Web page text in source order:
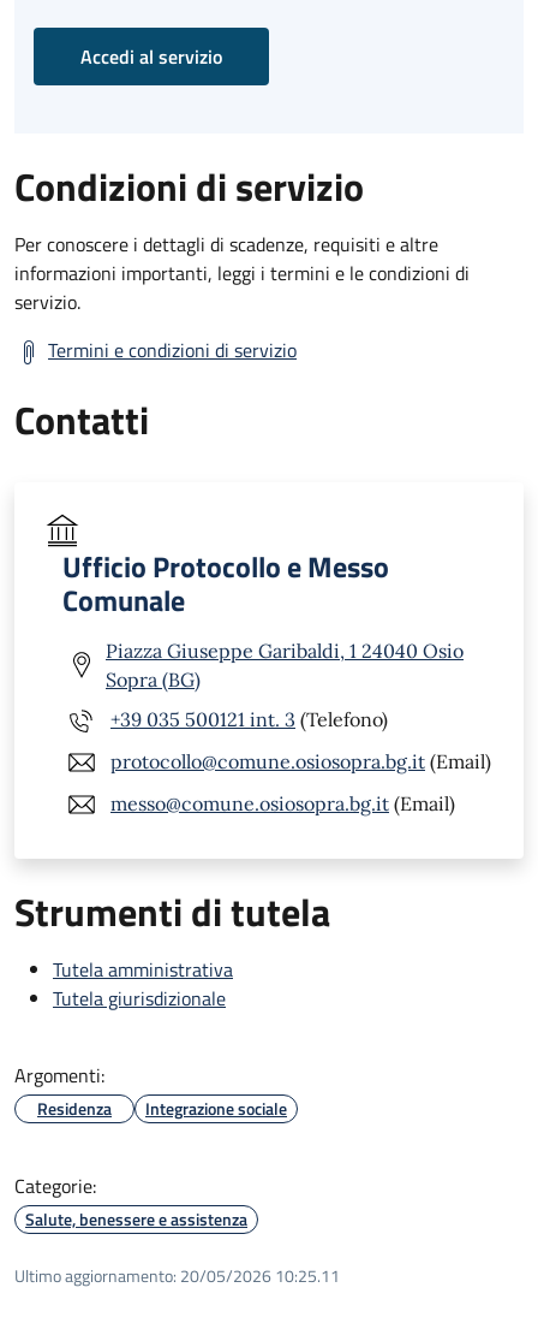
Accedi al servizio
Condizioni di servizio
Per conoscere i dettagli di scadenze, requisiti e altre
informazioni importanti, leggi i termini e le condizioni di
servizio.
Termini e condizioni di servizio
Contatti
Ufficio Protocollo e Messo
Comunale
Piazza Giuseppe Garibaldi, 1 24040 Osio
Sopra (BG)
+39 035 500121 int. 3 (Telefono)
protocollo@comune.osiosopra.bg.it (Email)
messo@comune.osiosopra.bg.it (Email)
Strumenti di tutela
Tutela amministrativa
Tutela giurisdizionale
Argomenti:
Residenza Integrazione sociale
Categorie:
Salute, benessere e assistenza
Ultimo aggiornamento: 20/05/2026 10:25.11